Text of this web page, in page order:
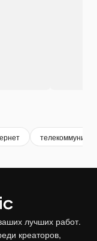
лучших работ.
креаторов,